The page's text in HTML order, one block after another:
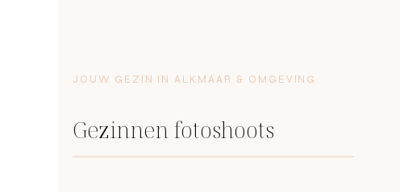
JOUW GEZIN IN ALKMAAR & OMGEVING
Gezinnen fotoshoots